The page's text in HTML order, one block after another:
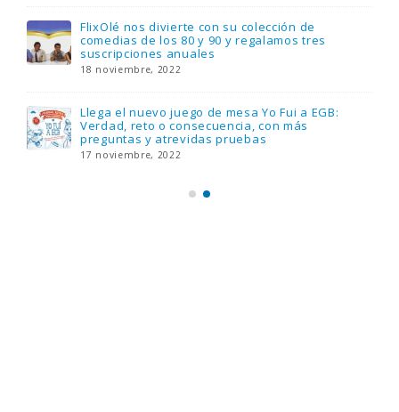
FlixOlé nos divierte con su colección de
comedias de los 80 y 90 y regalamos tres
suscripciones anuales
18 noviembre, 2022
Llega el nuevo juego de mesa Yo Fui a EGB:
Verdad, reto o consecuencia, con más
preguntas y atrevidas pruebas
17 noviembre, 2022